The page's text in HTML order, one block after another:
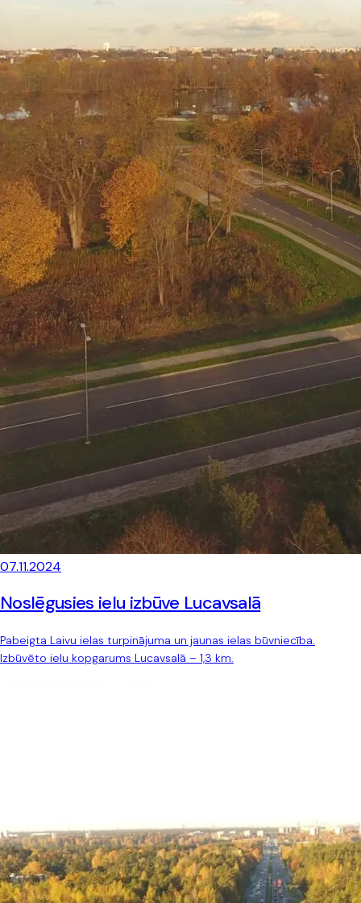
07.11.2024
Noslēgusies ielu izbūve Lucavsalā
Pabeigta Laivu ielas turpinājuma un jaunas ielas būvniecība.
Izbūvēto ielu kopgarums Lucavsalā – 1,3 km.